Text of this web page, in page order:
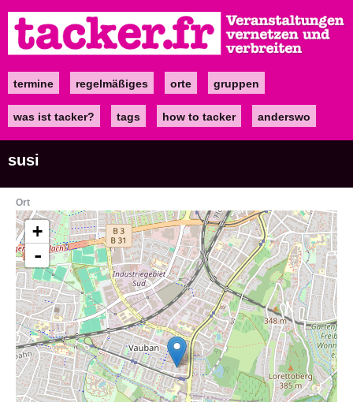
zum
Inhalt
Maintermine regelmäßiges orte gruppen
was ist tacker? tags how to tacker anderswo
susi
Ort
+
-